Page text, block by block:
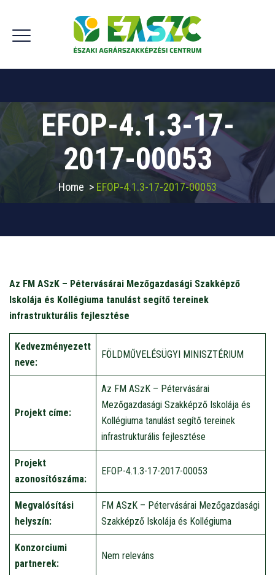
EFOP-4.1.3-17-
2017-00053
Home > EFOP-4.1.3-17-2017-00053
Az FM ASzK – Pétervásárai Mezőgazdasági Szakképző
Iskolája és Kollégiuma tanulást segítő tereinek
infrastrukturális fejlesztése
Kedvezményezett
neve:
FÖLDMŰVELÉSÜGYI MINISZTÉRIUM
Projekt címe:
Az FM ASzK – Pétervásárai
Mezőgazdasági Szakképző Iskolája és
Kollégiuma tanulást segítő tereinek
infrastrukturális fejlesztése
Projekt
azonosítószáma:
EFOP-4.1.3-17-2017-00053
Megvalósítási
helyszín:
FM ASzK – Pétervásárai Mezőgazdasági
Szakképző Iskolája és Kollégiuma
Konzorciumi
partnerek:
Nem releváns